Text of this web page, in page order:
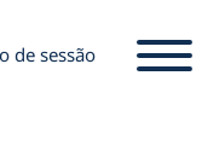
de sessão